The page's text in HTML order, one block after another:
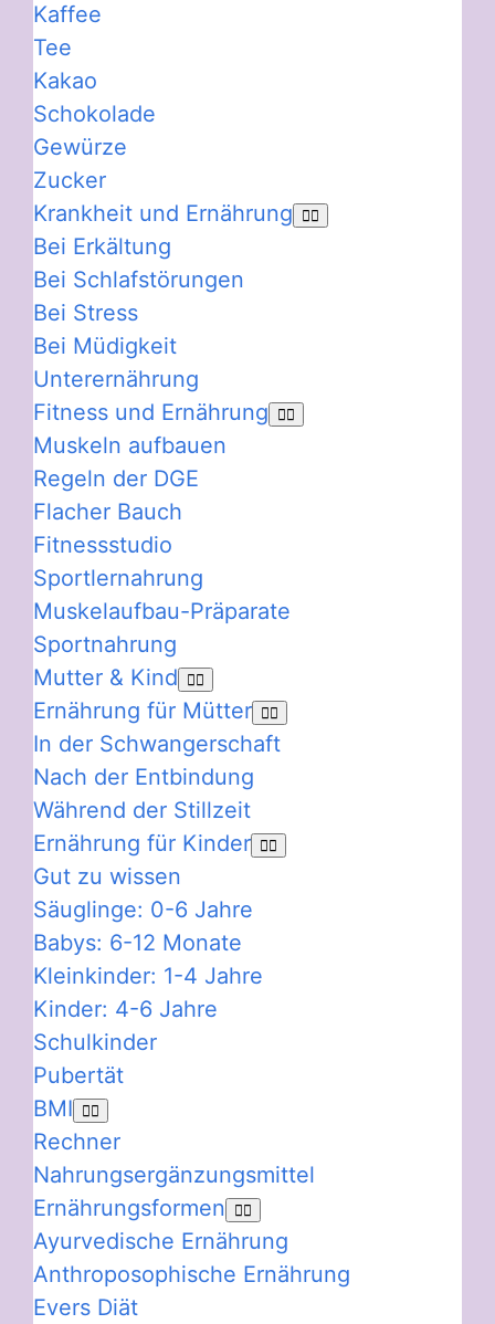
Kaffee
Tee
Kakao
Schokolade
Gewürze
Zucker
Krankheit und Ernährung
Bei Erkältung
Bei Schlafstörungen
Bei Stress
Bei Müdigkeit
Unterernährung
Fitness und Ernährung
Muskeln aufbauen
Regeln der DGE
Flacher Bauch
Fitnessstudio
Sportlernahrung
Muskelaufbau-Präparate
Sportnahrung
Mutter & Kind
Ernährung für Mütter
In der Schwangerschaft
Nach der Entbindung
Während der Stillzeit
Ernährung für Kinder
Gut zu wissen
Säuglinge: 0-6 Jahre
Babys: 6-12 Monate
Kleinkinder: 1-4 Jahre
Kinder: 4-6 Jahre
Schulkinder
Pubertät
BMI
Rechner
Nahrungsergänzungsmittel
Ernährungsformen
Ayurvedische Ernährung
Anthroposophische Ernährung
Evers Diät